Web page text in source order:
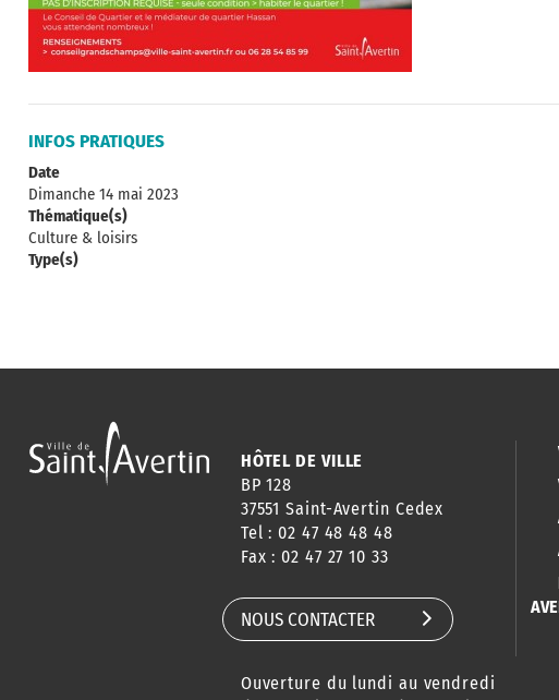
INFOS PRATIQUES
Date
Dimanche 14 mai 2023
Thématique(s)
Culture & loisirs
Type(s)
HÔTEL DE VILLE
BP 128
37551 Saint-Avertin Cedex
Tel : 02 47 48 48 48
Fax : 02 47 27 10 33
NOUS CONTACTER
Ouverture du lundi au vendredi